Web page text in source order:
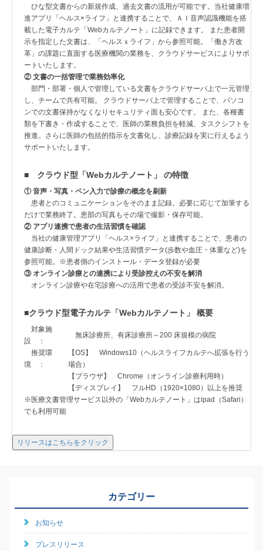
ひな型文書からの新規作成、過去文書の流用が可能です。当社健康増
進アプリ「ヘルス×ライフ」と連携することで、ＡＩ音声認識機能を搭
載した電子カルテ「Webカルテノート」に記録できます。 また患者開
示を指定した文書は、「ヘルスｘライフ」から参照可能。「働き方改
革」の課題に直面する医療機関の業務を、クラウドサービスによりサポ
ートいたします。
② 文書の一括管理で業務効率化
部門・部署・個人で管理している文書をクラウドサーバ上で一元管理
し、チームで共有可能。 クラウドサーバ上で管理することで、パソコ
ンでの文書保持がなくなりセキュリティ面も安心です。 また、各種書
類を下書き・作成することで、医師の業務負担を軽減、タスクシフトを
推進。さらに医師の包括的指示を文書化し、診療記録を実に行えるよう
サポートいたします。
■ クラウド型「Webカルテノート」 の特徴
① 音声・写真・ペン入力で診療の概念を刷新
患者とのコミュニケーションをそのまま記録。必要に応じて加筆する
だけで業務終了。患部の写真もその場で撮影・保存可能。
② アプリ連携で患者の生活習慣を確認
当社の健康管理アプリ「ヘルス×ライフ」と連携することで、患者の
健康診断・人間ドック結果や生活習慣データ(歩数や血圧・体重など)を
参照可能。※患者側のインストール・データ登録が必要
③ オンライン診療との連携により受診控えの不安を解消
オンライン診療や在宅診療への活用で患者の受診不安を解消。
■クラウド型電子カルテ「Webカルテノート」 概要
対象施
設 ：
無床診療所、有床診療所～200 床規模の病院
推奨環
境 ：
【OS】 Windows10（ヘルスライフカルテへ拡張を行う
場合）
【ブラウザ】 Chrome（オンライン診療利用時）
【ディスプレイ】 フルHD（1920×1080）以上を推奨
※医療文書管理サービス以外の「Webカルテノート」はipad（Safari）
でも利用可能
リリースはこちらをクリック
カテゴリー
お知らせ
プレスリリース